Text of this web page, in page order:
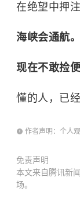
在绝望中押
海峡会通航
现在不敢捡
懂的人，已
作者声明：个人
免责声明
本文来自腾讯新
场。